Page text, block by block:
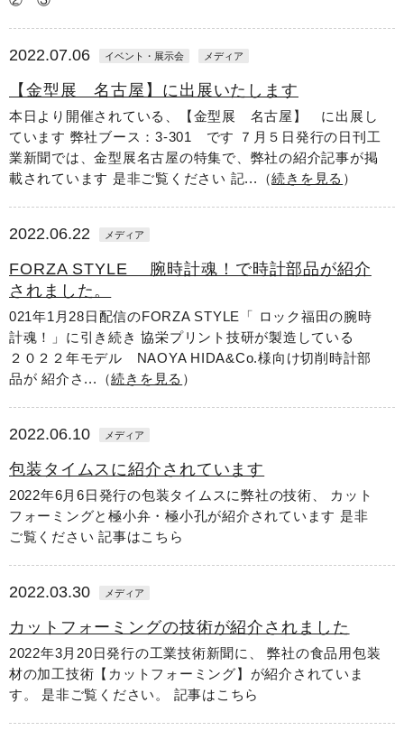
2022.07.06 イベント・展示会 メディア
【金型展 名古屋】に出展いたします
本日より開催されている、【金型展 名古屋】 に出展し
ています 弊社ブース：3-301 です ７月５日発行の日刊工
業新聞では、金型展名古屋の特集で、弊社の紹介記事が掲
載されています 是非ご覧ください 記...（続きを見る ）
2022.06.22 メディア
FORZA STYLE 腕時計魂！で時計部品が紹介
されました。
021年1月28日配信のFORZA STYLE「 ロック福田の腕時
計魂！」に引き続き 協栄プリント技研が製造している
２０２２年モデル NAOYA HIDA&Co.様向け切削時計部
品が 紹介さ...（続きを見る ）
2022.06.10 メディア
包装タイムスに紹介されています
2022年6月6日発行の包装タイムスに弊社の技術、 カット
フォーミングと極小弁・極小孔が紹介されています 是非
ご覧ください 記事はこちら
2022.03.30 メディア
カットフォーミングの技術が紹介されました
2022年3月20日発行の工業技術新聞に、 弊社の食品用包装
材の加工技術【カットフォーミング】が紹介されていま
す。 是非ご覧ください。 記事はこちら